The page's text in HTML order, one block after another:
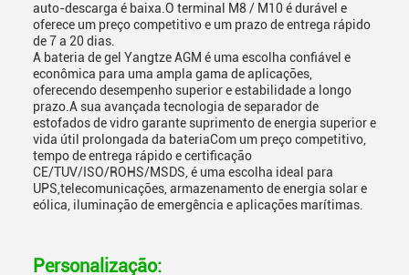
auto-descarga é baixa.O terminal M8 / M10 é durável e
oferece um preço competitivo e um prazo de entrega rápido
de 7 a 20 dias.
A bateria de gel Yangtze AGM é uma escolha confiável e
econômica para uma ampla gama de aplicações,
oferecendo desempenho superior e estabilidade a longo
prazo.A sua avançada tecnologia de separador de
estofados de vidro garante suprimento de energia superior e
vida útil prolongada da bateriaCom um preço competitivo,
tempo de entrega rápido e certificação
CE/TUV/ISO/ROHS/MSDS, é uma escolha ideal para
UPS,telecomunicações, armazenamento de energia solar e
eólica, iluminação de emergência e aplicações marítimas.
Personalização: